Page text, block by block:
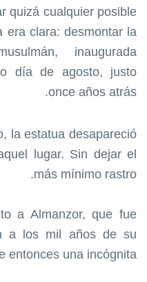
quizá cualquier posible
era clara: desmontar la
inaugurada
día de agosto, justo
once años atrás.
la estatua desapareció
lugar. Sin dejar el
más mínimo rastro.
a Almanzor, que fue
a los mil años de su
entonces una incógnita.